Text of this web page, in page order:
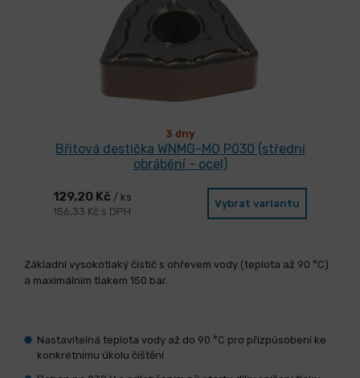
3 dny
Břitová destička WNMG-MO P030 (střední
obrábění - ocel)
129,20 Kč / ks
156,33 Kč s DPH
Vybrat variantu
Základní vysokotlaký čistič s ohřevem vody (teplota až 90 °C)
a maximálním tlakem 150 bar.
Nastavitelná teplota vody až do 90 °C pro přizpůsobení ke
konkrétnímu úkolu čištění